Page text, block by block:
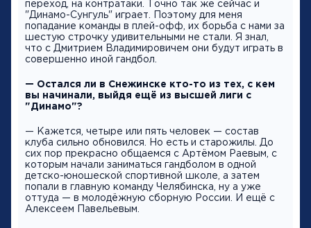
переход, на контратаки. Точно так же сейчас и
"Динамо-Сунгуль" играет. Поэтому для меня
попадание команды в плей-офф, их борьба с нами за
шестую строчку удивительными не стали. Я знал,
что с Дмитрием Владимировичем они будут играть в
совершенно иной гандбол.
— Остался ли в Снежинске кто-то из тех, с кем
вы начинали, выйдя ещё из высшей лиги с
"Динамо"?
— Кажется, четыре или пять человек — состав
клуба сильно обновился. Но есть и старожилы. До
сих пор прекрасно общаемся с Артёмом Раевым, с
которым начали заниматься гандболом в одной
детско-юношеской спортивной школе, а затем
попали в главную команду Челябинска, ну а уже
оттуда — в молодёжную сборную России. И ещё с
Алексеем Павельевым.